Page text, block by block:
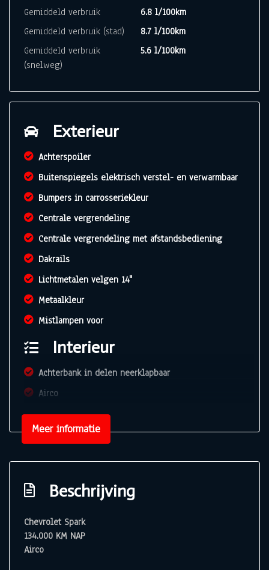
Gemiddeld verbruik
6.8 l/100km
Gemiddeld verbruik (stad)
8.7 l/100km
Gemiddeld verbruik
(snelweg)
5.6 l/100km
Exterieur
Achterspoiler
Buitenspiegels elektrisch verstel- en verwarmbaar
Bumpers in carrosseriekleur
Centrale vergrendeling
Centrale vergrendeling met afstandsbediening
Dakrails
Lichtmetalen velgen 14"
Metaalkleur
Mistlampen voor
Interieur
Achterbank in delen neerklapbaar
Airco
Bestuurdersstoel in hoogte verstelbaar
Elektrische ramen voor
Stuur verstelbaar
Stuurbekrachtiging
Overige
Meer informatie
Beschrijving
Chevrolet Spark
134.000 KM NAP
Airco